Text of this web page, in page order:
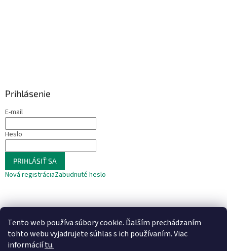
Tento web používa súbory cookie. Ďalším prechádzaním
tohto webu vyjadrujete súhlas s ich používaním. Viac
informáciítu.
Prihlásenie
E-mail
Heslo
PRIHLÁSIŤ SA
Nová registráciaZabudnuté heslo